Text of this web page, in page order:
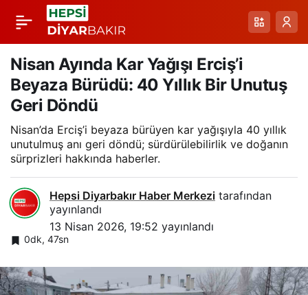
Nisan Ayında Kar Yağışı Erciş’i
Beyaza Bürüdü: 40 Yıllık Bir Unutuş
Geri Döndü
Nisan’da Erciş’i beyaza bürüyen kar yağışıyla 40 yıllık
unutulmuş anı geri döndü; sürdürülebilirlik ve doğanın
sürprizleri hakkında haberler.
Hepsi Diyarbakır Haber Merkezi tarafından
yayınlandı
13 Nisan 2026, 19:52 yayınlandı
0dk, 47sn
Iğdır’da Bahar Sonrası
Kar: Yükselen Dağlar
Beyaza Büründü
Paylaş